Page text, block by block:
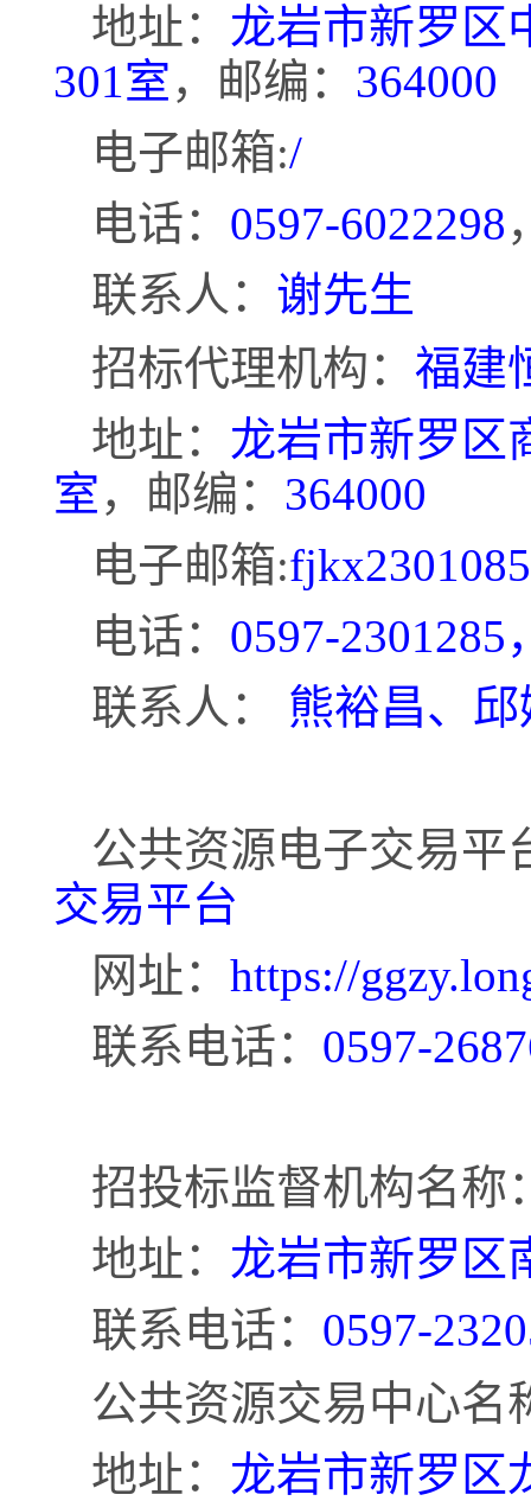
地址： 龙岩市新罗区
301室，邮编： 364000
电子邮箱:/
电话： 0597-6022298
联系人： 谢先生
招标代理机构： 福建
地址： 龙岩市新罗区
室，邮编： 364000
电子邮箱:
电话： 0597-2301285
联系人：
熊裕昌、
公共资源电子交易平
交易平台
网址： https://
联系电话： 0597-
招投标监督机构名称
地址： 龙岩市新罗区
联系电话： 0597-
公共资源交易中心名
地址： 龙岩市新罗区